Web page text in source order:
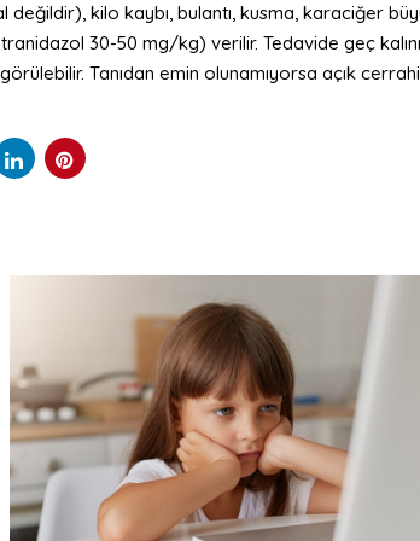
kilo kaybı, bulantı, kusma, karaciğer
30-50 mg/kg) verilir. Tedavide geç
Tanıdan emin olunamıyorsa açık cerrahi